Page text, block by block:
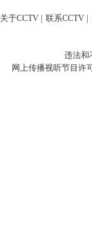
关于CCTV 联系CCTV
违法和
网上传播视听节目许